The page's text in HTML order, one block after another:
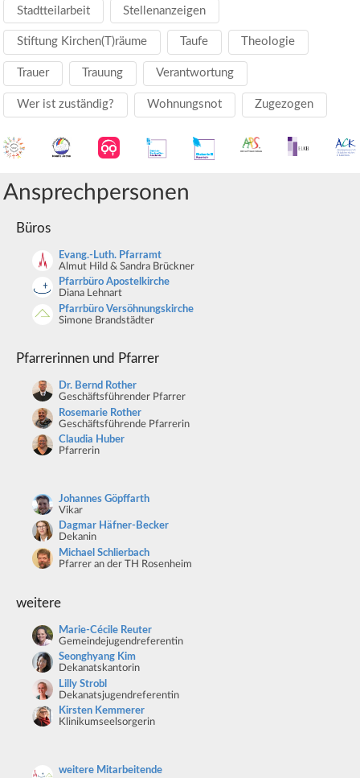
Stadtteilarbeit Stellenanzeigen
Stiftung Kirchen(T)räume Taufe Theologie
Trauer Trauung Verantwortung
Wer ist zuständig? Wohnungsnot Zugezogen
Ansprechpersonen
Büros
Evang.-Luth. Pfarramt
Almut Hild & Sandra Brückner
Pfarrbüro Apostelkirche
Diana Lehnart
Pfarrbüro Versöhnungskirche
Simone Brandstädter
Pfarrerinnen und Pfarrer
Dr. Bernd Rother
Geschäftsführender Pfarrer
Rosemarie Rother
Geschäftsführende Pfarrerin
Claudia Huber
Pfarrerin
Johannes Göpffarth
Vikar
Dagmar Häfner-Becker
Dekanin
Michael Schlierbach
Pfarrer an der TH Rosenheim
weitere
Marie-Cécile Reuter
Gemeindejugendreferentin
Seonghyang Kim
Dekanatskantorin
Lilly Strobl
Dekanatsjugendreferentin
Kirsten Kemmerer
Klinikumseelsorgerin
weitere Mitarbeitende